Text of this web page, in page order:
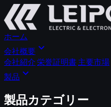
ホーム
会社概要 expand_more
会社紹介 栄誉証明書 主要市場
製品 expand_more
製品カテゴリー